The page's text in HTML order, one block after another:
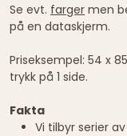
Se evt. farger men
på en dataskjerm.
Priseksempel: 54 x
trykk på 1 side.
Fakta
Vi tilbyr serier